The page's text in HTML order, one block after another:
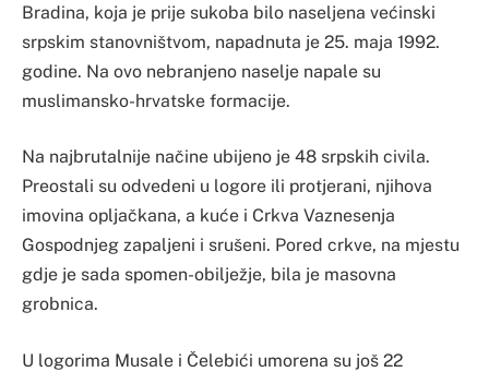
Bradina, koja je prije sukoba bilo naseljena većinski
srpskim stanovništvom, napadnuta je 25. maja 1992.
godine. Na ovo nebranjeno naselje napale su
muslimansko-hrvatske formacije.
Na najbrutalnije načine ubijeno je 48 srpskih civila.
Preostali su odvedeni u logore ili protjerani, njihova
imovina opljačkana, a kuće i Crkva Vaznesenja
Gospodnjeg zapaljeni i srušeni. Pored crkve, na mjestu
gdje je sada spomen-obilježje, bila je masovna
grobnica.
U logorima Musale i Čelebići umorena su još 22